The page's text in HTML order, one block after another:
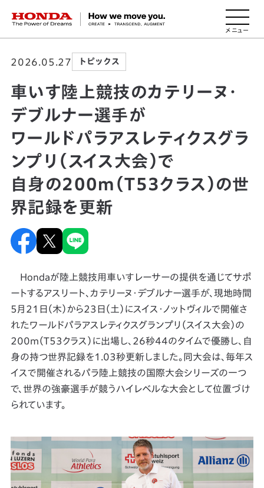
HONDA The Power of Dreams
2026.05.27 トピックス
車いす陸上競技のカテリーヌ・
デブルナー選手が
ワールドパラアスレティクスグラ
ンプリ（スイス大会）で
自身の200m（T53クラス）の世
界記録を更新
Hondaが陸上競技用車いすレーサーの提供を通じてサポ
ートするアスリート、カテリーヌ・デブルナー選手が、現地時間
5月21日（木）から23日（土）にスイス・ノットヴィルで開催さ
れたワールドパラアスレティクスグランプリ（スイス大会）の
200m（T53クラス）に出場し、26秒44のタイムで優勝し、自
身の持つ世界記録を1.03秒更新しました。同大会は、毎年ス
イスで開催されるパラ陸上競技の国際大会シリーズの一つ
で、世界の強豪選手が競うハイレベルな大会として位置づけ
られています。